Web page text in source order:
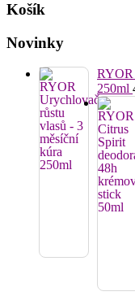
Košík
Novinky
RYOR
250ml